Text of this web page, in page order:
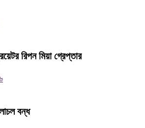
রিপন মিয়া গ্রেপ্তার
বন্ধ